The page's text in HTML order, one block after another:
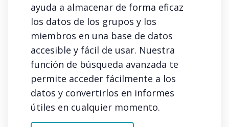
ayuda a almacenar de forma eficaz
los datos de los grupos y los
miembros en una base de datos
accesible y fácil de usar. Nuestra
función de búsqueda avanzada te
permite acceder fácilmente a los
datos y convertirlos en informes
útiles en cualquier momento.